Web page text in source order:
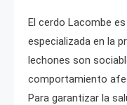
El cerdo Lacombe
especializada en la
lechones son
comportamiento
Para garantizar la